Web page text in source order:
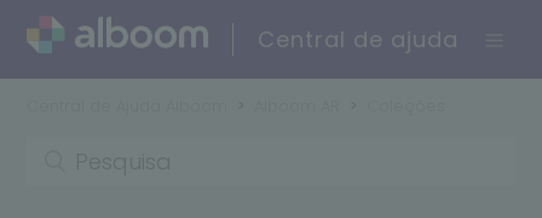
Central de ajuda